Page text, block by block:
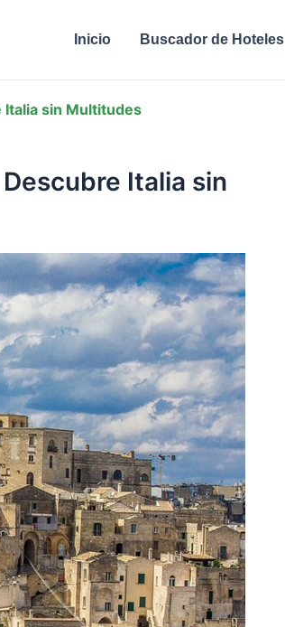
Inicio Buscador de Hoteles
Italia sin Multitudes
Italia sin